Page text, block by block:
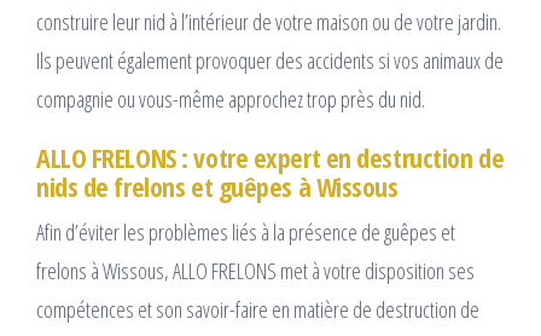
construire leur nid à l’intérieur de votre maison ou de votre jardin.
Ils peuvent également provoquer des accidents si vos animaux de
compagnie ou vous-même approchez trop près du nid.
ALLO FRELONS : votre expert en destruction de
nids de frelons et guêpes à Wissous
Afin d’éviter les problèmes liés à la présence de guêpes et
frelons à Wissous, ALLO FRELONS met à votre disposition ses
compétences et son savoir-faire en matière de destruction de